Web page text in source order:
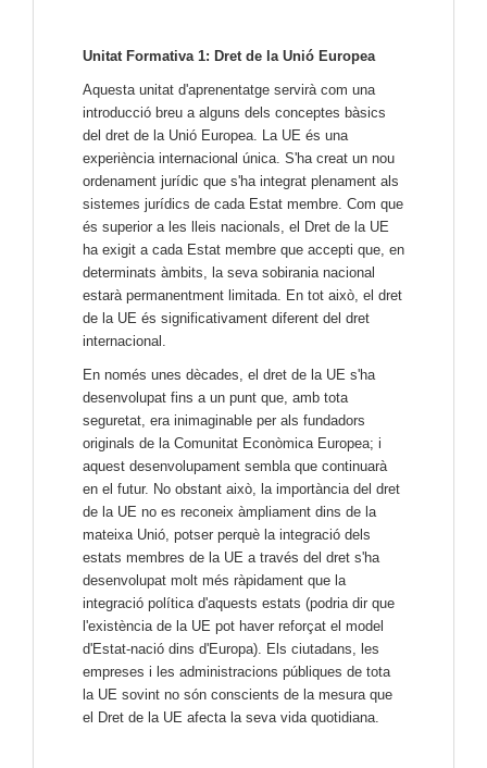
Unitat Formativa 1: Dret de la Unió Europea
Aquesta unitat d'aprenentatge servirà com una
introducció breu a alguns dels conceptes bàsics
del dret de la Unió Europea. La UE és una
experiència internacional única. S'ha creat un nou
ordenament jurídic que s'ha integrat plenament als
sistemes jurídics de cada Estat membre. Com que
és superior a les lleis nacionals, el Dret de la UE
ha exigit a cada Estat membre que accepti que, en
determinats àmbits, la seva sobirania nacional
estarà permanentment limitada. En tot això, el dret
de la UE és significativament diferent del dret
internacional.
En només unes dècades, el dret de la UE s'ha
desenvolupat fins a un punt que, amb tota
seguretat, era inimaginable per als fundadors
originals de la Comunitat Econòmica Europea; i
aquest desenvolupament sembla que continuarà
en el futur. No obstant això, la importància del dret
de la UE no es reconeix àmpliament dins de la
mateixa Unió, potser perquè la integració dels
estats membres de la UE a través del dret s'ha
desenvolupat molt més ràpidament que la
integració política d'aquests estats (podria dir que
l'existència de la UE pot haver reforçat el model
d'Estat-nació dins d'Europa). Els ciutadans, les
empreses i les administracions públiques de tota
la UE sovint no són conscients de la mesura que
el Dret de la UE afecta la seva vida quotidiana.